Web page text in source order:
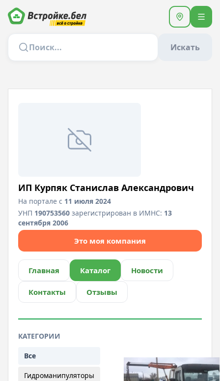
Искать
ИП Курпяк Станислав Александрович
На портале с 11 июля 2024
УНП 190753560 зарегистрирован в ИМНС: 13
сентября 2006
Это моя компания
Главная Каталог Новости
Контакты Отзывы
КАТЕГОРИИ
Все
Гидроманипуляторы